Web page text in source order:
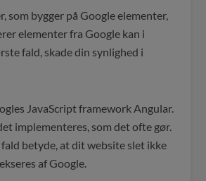
som bygger på Google elementer,
elementer fra Google kan i
fald, skade din synlighed i
JavaScript framework Angular.
implementeres, som det ofte gør.
betyde, at dit website slet ikke
af Google.